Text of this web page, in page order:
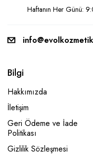
Haftanın Her Günü:
Bilgi
Hakkımızda
İletişim
Geri Ödeme ve İade
Politikası
Gizlilik Sözleşmesi